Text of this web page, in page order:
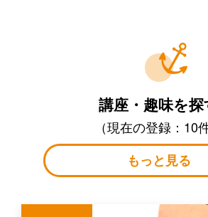
講座・趣味を探
（現在の登録：10件
もっと見る